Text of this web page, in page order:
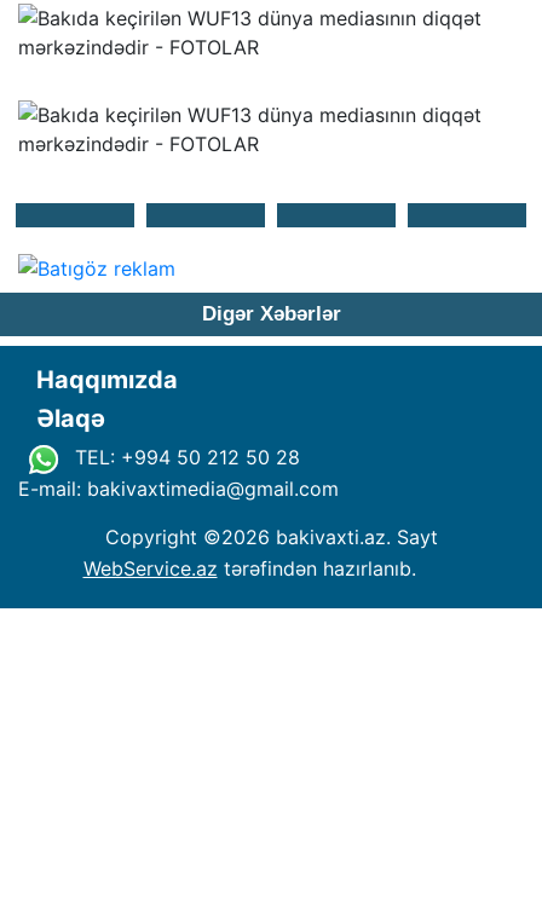
Digər Xəbərlər
Haqqımızda
Əlaqə
TEL: +994 50 212 50 28
E-mail: bakivaxtimedia@gmail.com
Copyright ©2026 bakivaxti.az. Sayt
WebService.az tərəfindən hazırlanıb.